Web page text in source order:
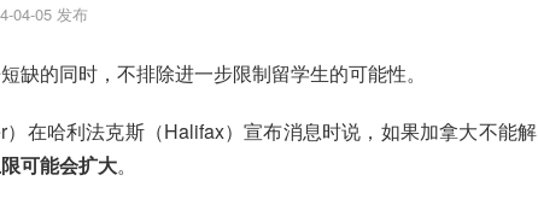
04-05 发布
缺的同时，不排除进一步限制留学生的可能性。
在哈利法克斯（Halifax）宣布消息时说，如果加拿大不能解
可能会扩大。